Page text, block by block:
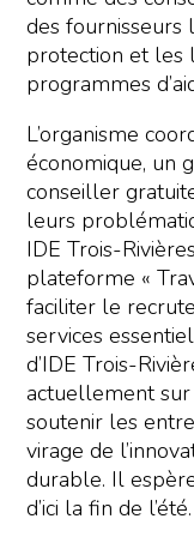
des fournisseurs
protection et les
programmes
L’organisme
économique, un
conseiller
leurs
IDE Trois-
plateforme «
faciliter le
services
d’IDE Trois-
actuellement
soutenir les
virage de
durable. Il
d’ici la fin de l’été.